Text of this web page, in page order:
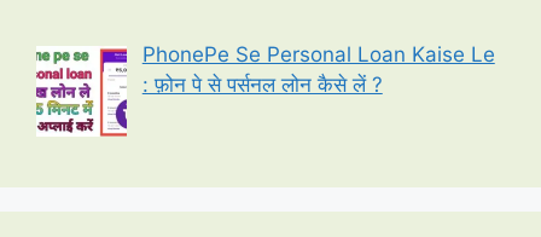
PhonePe Se Personal Loan Kaise Le
: फ़ोन पे से पर्सनल लोन कैसे लें ?